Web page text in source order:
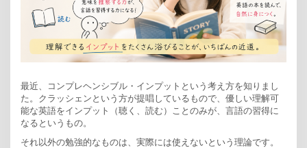
最近、コンプレヘンシブル・インプットという考え方を知りまし
た。クラッシェンという方が提唱しているもので、優しい理解可
能な英語をインプット（聴く、読む）ことのみが、言語の習得に
なるというもの。
それ以外の勉強的なものは、実際には使えないという理論です。